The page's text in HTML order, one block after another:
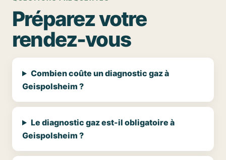
Préparez votre
rendez-vous
Combien coûte un diagnostic gaz à
Geispolsheim ?
Le diagnostic gaz est-il obligatoire à
Geispolsheim ?